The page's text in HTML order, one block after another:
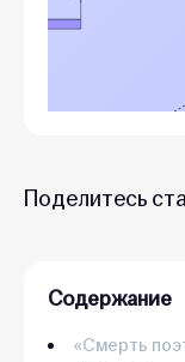
Поделитесь
Содержание
«Смерть